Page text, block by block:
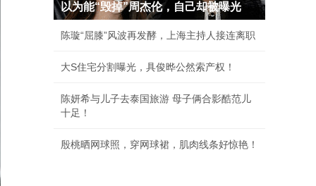
以为能“毁掉”周杰伦，自己却被曝光
陈璇“屈膝”风波再发酵，上海主持人接连离职
大S住宅分割曝光，具俊晔公然索产权！
陈妍希与儿子去泰国旅游 母子俩合影酷范儿
十足！
殷桃晒网球照，穿网球裙，肌肉线条好惊艳！